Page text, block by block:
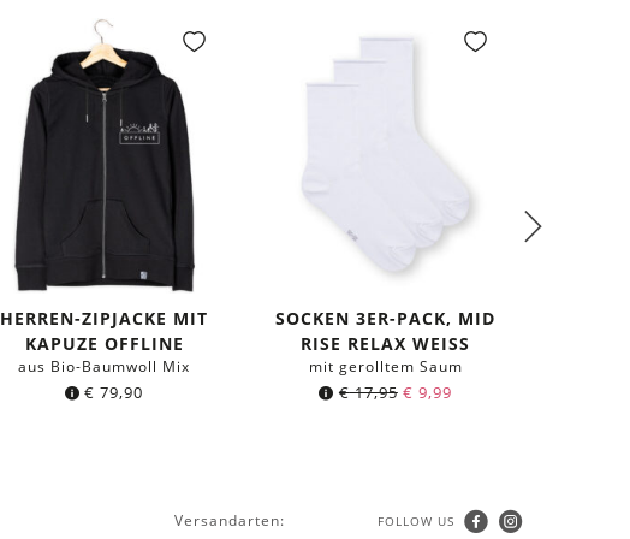
HERREN-ZIPJACKE MIT
KAPUZE OFFLINE
aus Bio-Baumwoll Mix
€ 79,90
SOCKEN 3ER-PACK, MID
RISE RELAX WEISS
mit gerolltem Saum
€17,95 € 9,99
Versandarten: FOLLOW US